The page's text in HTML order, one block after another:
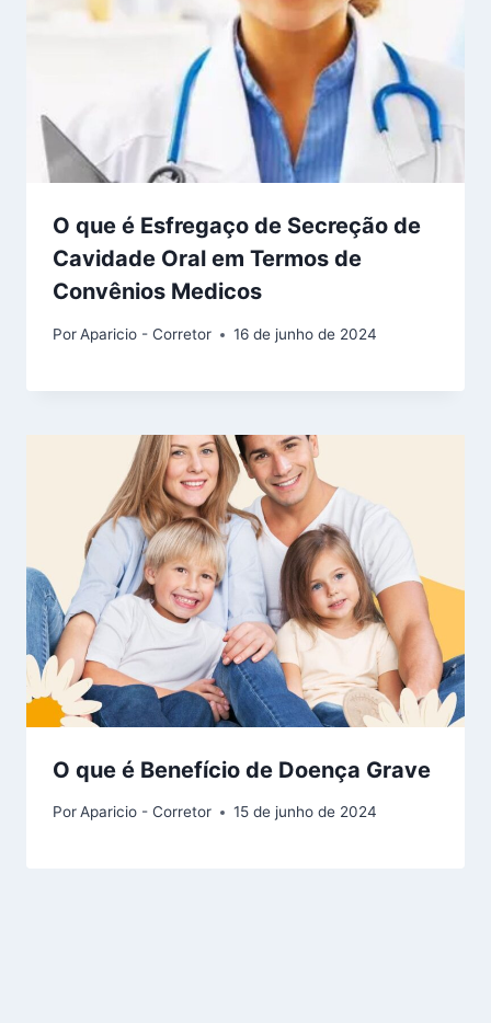
O que é Esfregaço de Secreção de
Cavidade Oral em Termos de
Convênios Medicos
PorAparicio - Corretor 16 de junho de 2024
O que é Benefício de Doença Grave
PorAparicio - Corretor 15 de junho de 2024